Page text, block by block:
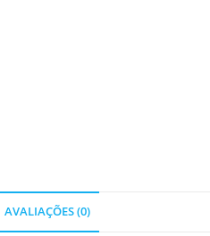
AVALIAÇÕES (0)